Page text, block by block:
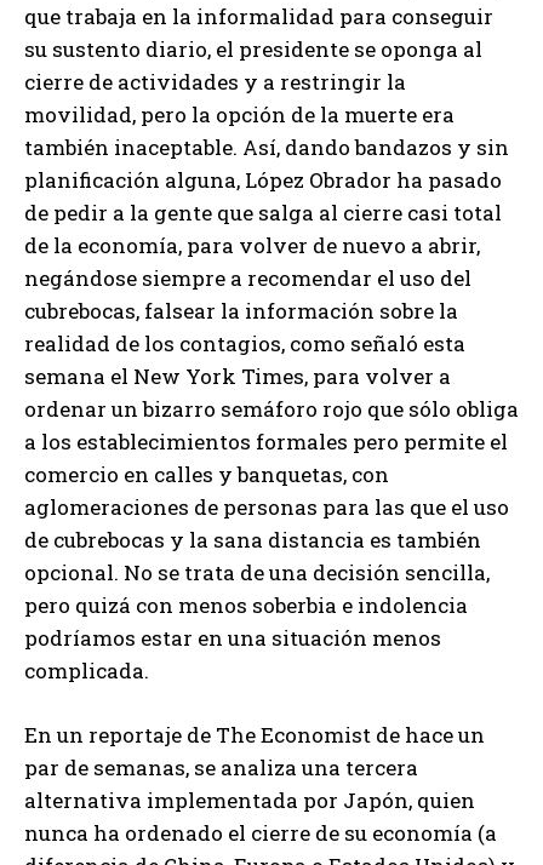
que trabaja en la informalidad para conseguir
su sustento diario, el presidente se oponga al
cierre de actividades y a restringir la
movilidad, pero la opción de la muerte era
también inaceptable. Así, dando bandazos y sin
planificación alguna, López Obrador ha pasado
de pedir a la gente que salga al cierre casi total
de la economía, para volver de nuevo a abrir,
negándose siempre a recomendar el uso del
cubrebocas, falsear la información sobre la
realidad de los contagios, como señaló esta
semana el New York Times, para volver a
ordenar un bizarro semáforo rojo que sólo obliga
a los establecimientos formales pero permite el
comercio en calles y banquetas, con
aglomeraciones de personas para las que el uso
de cubrebocas y la sana distancia es también
opcional. No se trata de una decisión sencilla,
pero quizá con menos soberbia e indolencia
podríamos estar en una situación menos
complicada.
En un reportaje de The Economist de hace un
par de semanas, se analiza una tercera
alternativa implementada por Japón, quien
nunca ha ordenado el cierre de su economía (a